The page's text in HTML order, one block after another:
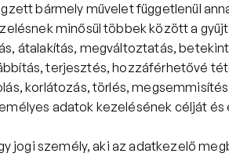
bármely művelet függetlenül
minősül többek között a
átalakítás, megváltoztatás,
terjesztés, hozzáférhetővé
korlátozás, törlés,
adatok kezelésének célját
jogi személy, aki az adatkezelő